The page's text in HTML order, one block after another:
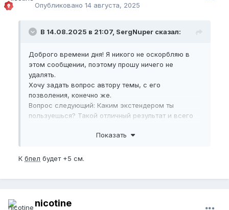
Опубликовано 14 августа, 2025
В 14.08.2025 в 21:07, SergNuper сказал:
Доброго времени дня! Я никого не оскорбляю в
этом сообщении, поэтому прошу ничего не
удалять.
Хочу задать вопрос автору темы, с его
позволения, конечно же.
Вопрос следующий: Каким экстендером ты
пользуешься? Такой отличный результат и всего
BPEL?
Заранее спасибо за ответ!👌👍
Показать
К бпел будет +5 см.
nicotine